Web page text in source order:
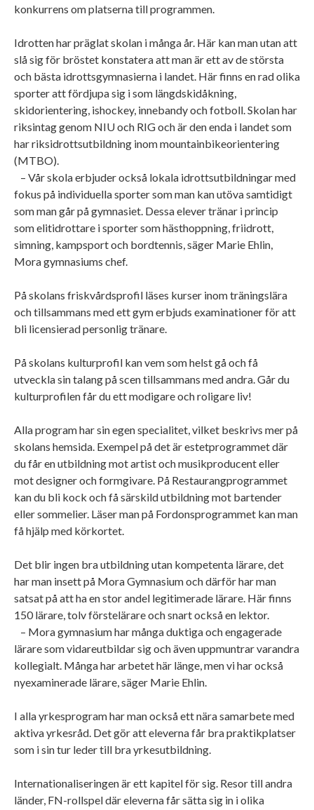
konkurrens om platserna till programmen.
Idrotten har präglat skolan i många år. Här kan man utan att
slå sig för bröstet konstatera att man är ett av de största
och bästa idrottsgymnasierna i landet. Här finns en rad olika
sporter att fördjupa sig i som längdskidåkning,
skidorientering, ishockey, innebandy och fotboll. Skolan har
riksintag genom NIU och RIG och är den enda i landet som
har riksidrottsutbildning inom mountainbikeorientering
(MTBO).
– Vår skola erbjuder också lokala idrottsutbildningar med
fokus på individuella sporter som man kan utöva samtidigt
som man går på gymnasiet. Dessa elever tränar i princip
som elitidrottare i sporter som hästhoppning, friidrott,
simning, kampsport och bordtennis, säger Marie Ehlin,
Mora gymnasiums chef.
På skolans friskvårdsprofil läses kurser inom träningslära
och tillsammans med ett gym erbjuds examinationer för att
bli licensierad personlig tränare.
På skolans kulturprofil kan vem som helst gå och få
utveckla sin talang på scen tillsammans med andra. Går du
kulturprofilen får du ett modigare och roligare liv!
Alla program har sin egen specialitet, vilket beskrivs mer på
skolans hemsida. Exempel på det är estetprogrammet där
du får en utbildning mot artist och musikproducent eller
mot designer och formgivare. På Restaurangprogrammet
kan du bli kock och få särskild utbildning mot bartender
eller sommelier. Läser man på Fordonsprogrammet kan man
få hjälp med körkortet.
Det blir ingen bra utbildning utan kompetenta lärare, det
har man insett på Mora Gymnasium och därför har man
satsat på att ha en stor andel legitimerade lärare. Här finns
150 lärare, tolv förstelärare och snart också en lektor.
– Mora gymnasium har många duktiga och engagerade
lärare som vidareutbildar sig och även uppmuntrar varandra
kollegialt. Många har arbetet här länge, men vi har också
nyexaminerade lärare, säger Marie Ehlin.
I alla yrkesprogram har man också ett nära samarbete med
aktiva yrkesråd. Det gör att eleverna får bra praktikplatser
som i sin tur leder till bra yrkesutbildning.
Internationaliseringen är ett kapitel för sig. Resor till andra
länder, FN-rollspel där eleverna får sätta sig in i olika